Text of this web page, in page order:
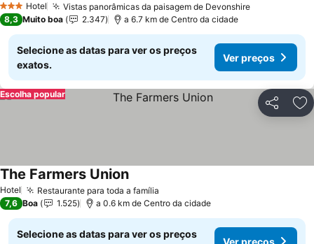
3 EstrelasHotel Vistas panorâmicas da paisagem de DevonshireVer preços
Ver preços
8,3 Muito boa 2.347 a 6.7 km de Centro da cidade
Selecione as datas para ver os preços
exatos.
Ver preços
Partilhar
Escolha popular
Hotel Restaurante para toda a família
The Farmers UnionVer preços
7,6 Boa 1.525 a 0.6 km de Centro da cidade
Selecione as datas para ver os preços
Ver preços